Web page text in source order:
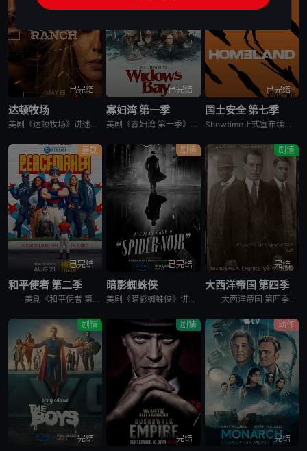
已完结
达顿牧场
美剧《达顿牧场》讲述了，抛开《黄石》时期经历的阴影，Beth和Rip努力共筑未来，但他们遭遇了残酷的新现实，以及一家不择手段、只为保住自己帝国的无情敌对牧场。在南得克萨斯州，血脉之深远胜于一切，宽恕转
已完结
寡妇湾 第一季
美剧《寡妇湾 第一季》讲述了，新英格兰外海40英里处的寡妇湾，终年被迷雾笼罩。这里流传着百年前的海难传说，所有出海的渔民葬身深海，只留下满岛寡妇与一道血色诅咒。新任市长汤姆·洛夫蒂斯决心振兴衰败的小镇
已完结
国土安全 第七季
Showtime正式宣布续订《国土安全》第7季。
喜剧
已完结
和平使者 第二季
美剧《和平使者 第二季》英文名为：Peacemaker Season 2。和平使者的正义联盟面试似乎不太顺利，同时他和朋友们面对着天眼局的威胁，必须比以往更加团结。
剧情
已完结
暗影蜘蛛侠
美剧《暗影蜘蛛侠》讲述了，私家侦探本·莱利接下了几个看似简单的案子…结果却被黑帮、怪物和一个神秘的蛇蝎美人卷入一张阴谋之网，使他不得不再度面对自己曾经的身份：纽约唯一的超级英雄&quot;蜘蛛&quo
剧情
完结
大西洋帝国 第四季
大西洋帝国 第四季英文名为Boardwalk Empire Season 4，在第三季播出三集后，《大西洋帝国 Boardwalk Empire》得到了HBO台新季即第四季的预订。 &nbsp;
剧情
完结
剧情
完结
动作
完结